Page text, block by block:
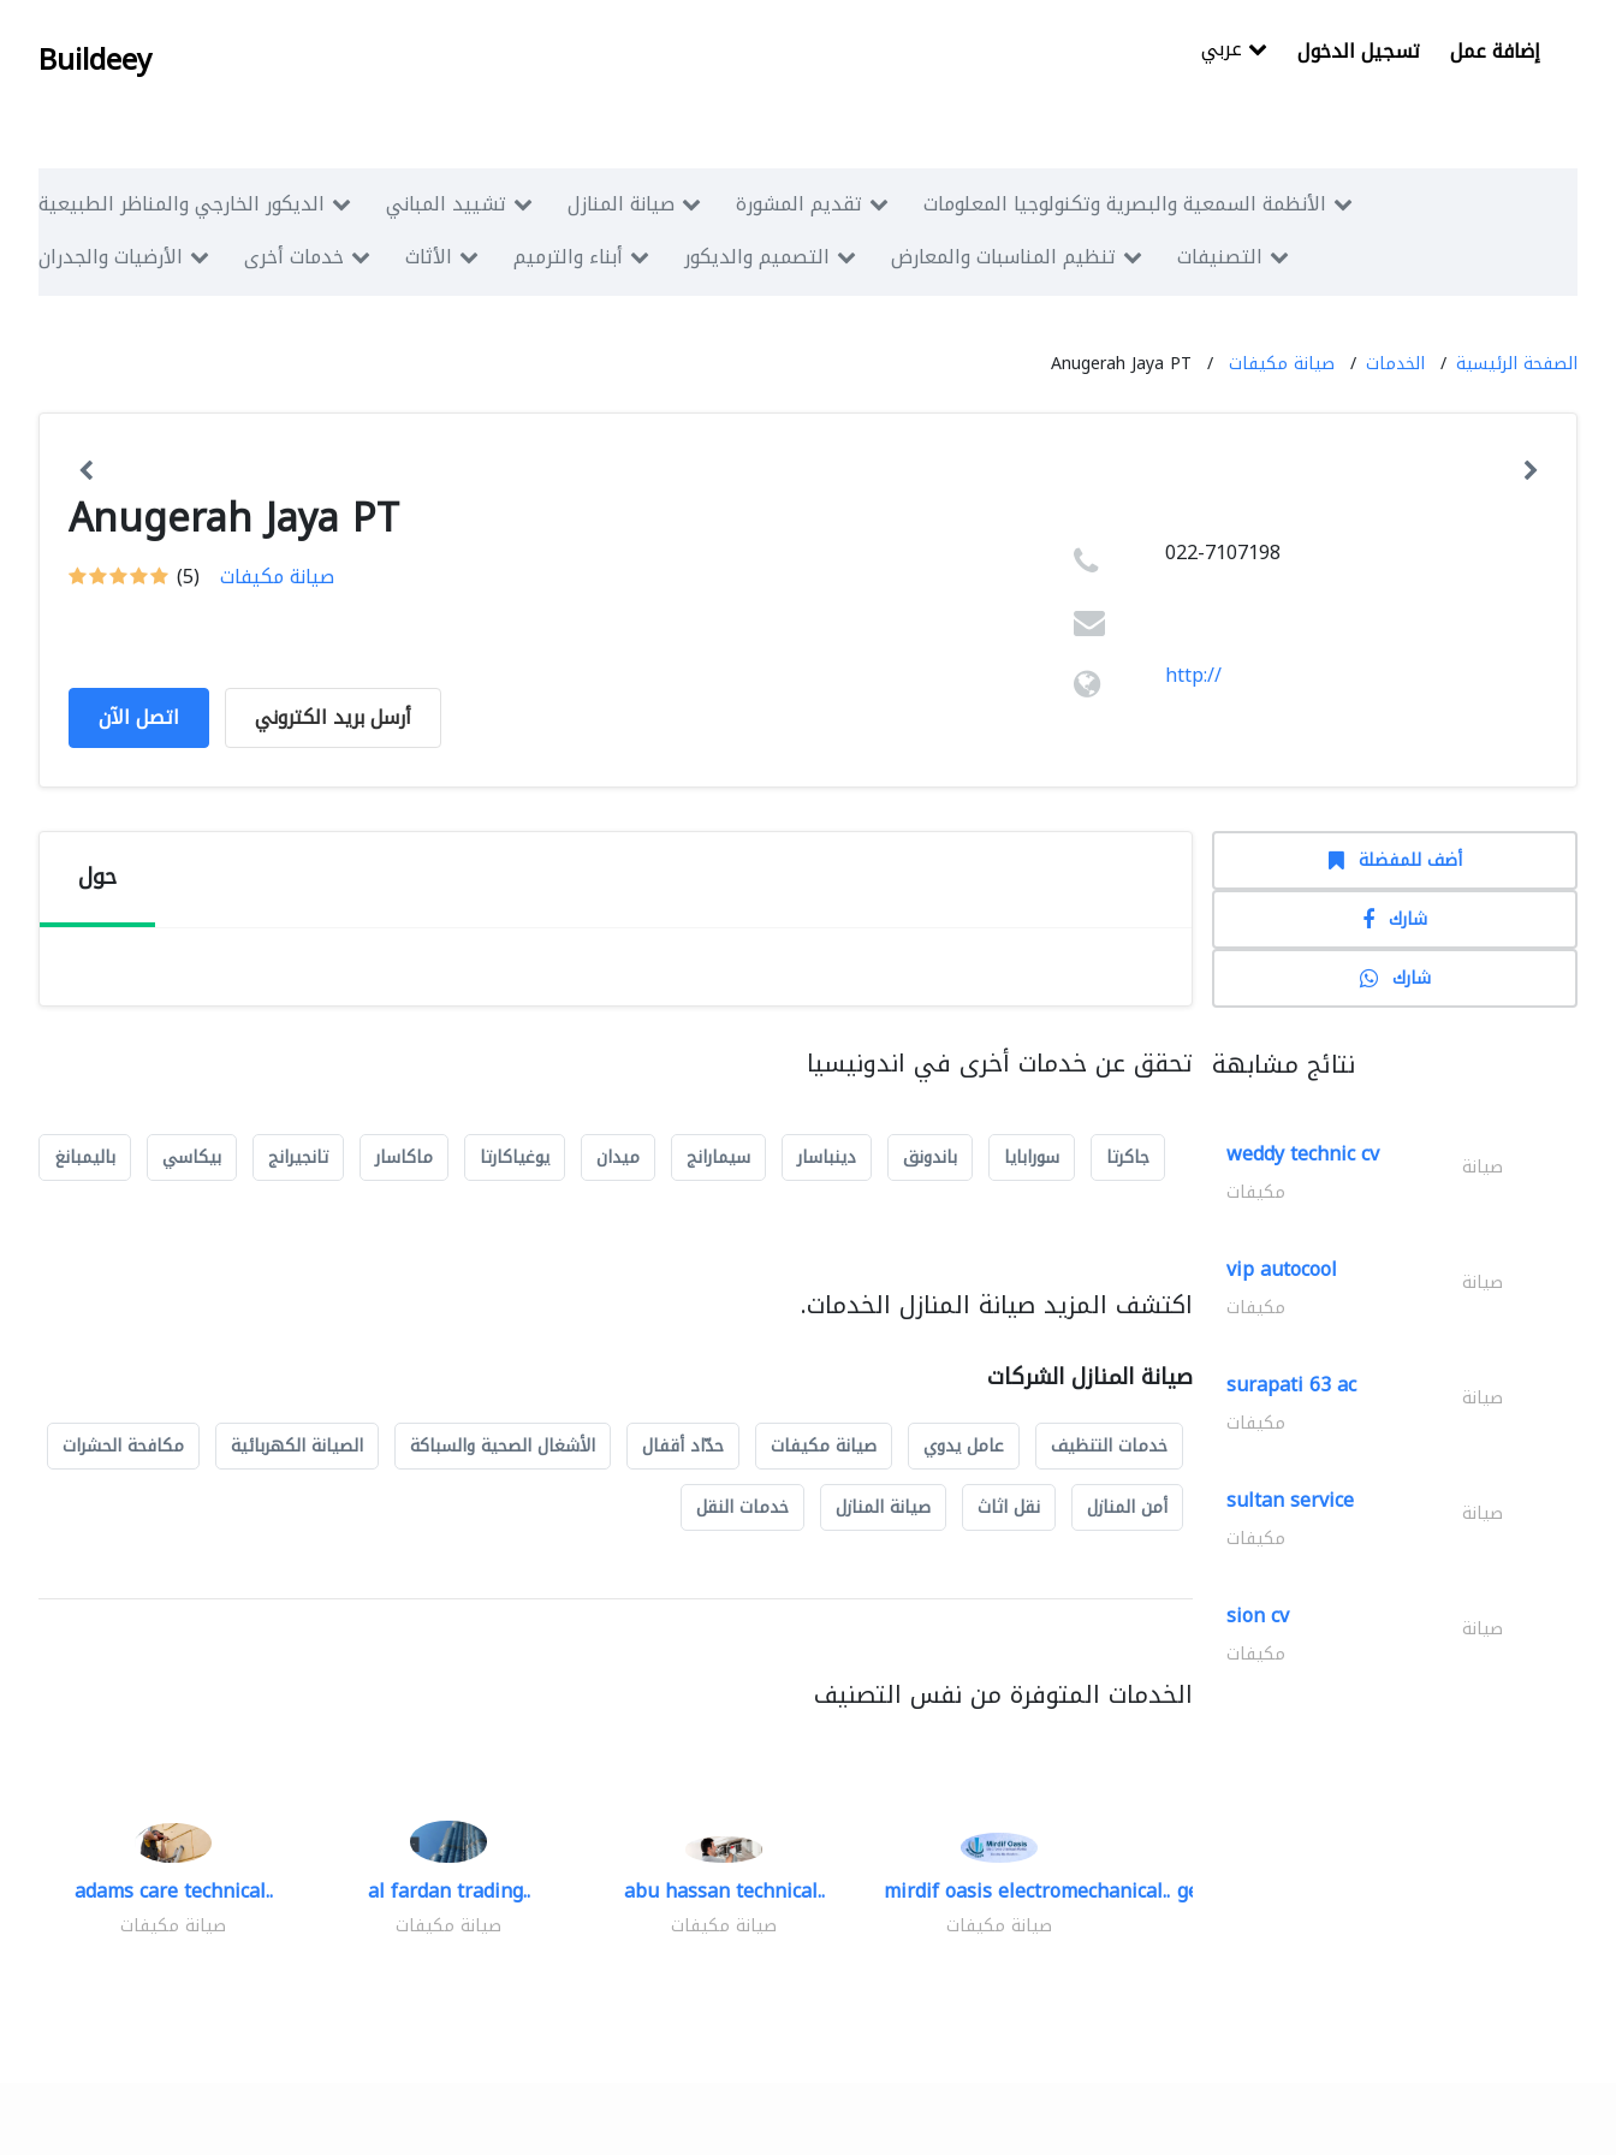
Buildeey تسجيل الدخول إضافة عمل
الديكور الخارجي والمناظر الطبيعية تشييد المباني صيانة المنازل تقديم المشورة
الأنظمة السمعية والبصرية وتكنولوجيا المعلومات
الأرضيات والجدران
خدمات أخرى الأثاث أبناء والترميم التصميم والديكور تنظيم المناسبات والمعارض التصنيفات
الصفحة الرئيسية الخدمات صيانة مكيفات Anugerah Jaya PT
Anugerah Jaya PT
(5) صيانة مكيفات
اتصل الآن أرسل بريد الكتروني
022-7107198
http://
حول
تحقق عن خدمات أخرى في اندونيسيا
جاكرتا سورابايا باندونق دينباسار سيمارانج ميدان يوغياكارتا ماكاسار تانجيرانج بيكاسي باليمبانغ
اكتشف المزيد صيانة المنازل الخدمات.
صيانة المنازل الشركات
خدمات التنظيف عامل يدوي صيانة مكيفات حدّاد أقفال الأشغال الصحية والسباكة الصيانة الكهربائية
مكافحة الحشرات
أمن المنازل
نقل اثاث صيانة المنازل خدمات النقل
الخدمات المتوفرة من نفس التصنيف
adams care technical..
صيانة مكيفات
al fardan trading..
صيانة مكيفات
abu hassan technical..
صيانة مكيفات
mirdif oasis electromechanical..
صيانة مكيفات
geco mechanical and..
أضف للمفضلة
شارك
شارك
نتائج مشابهة
weddy technic cv صيانة
مكيفات
vip autocool صيانة
مكيفات
surapati 63 ac صيانة
مكيفات
sultan service صيانة
مكيفات
sion cv صيانة
مكيفات